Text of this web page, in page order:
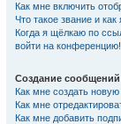
Как мне включить
Что такое звание и
Когда я щёлкаю по
войти на конференцию!
Создание сообщений
Как мне создать
Как мне
Как мне добавить